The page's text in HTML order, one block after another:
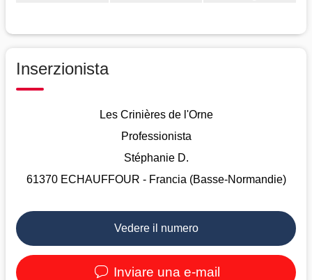
Inserzionista
Les Crinières de l'Orne
Professionista
Stéphanie D.
61370 ECHAUFFOUR - Francia (Basse-Normandie)
Vedere il numero
Inviare una e-mail